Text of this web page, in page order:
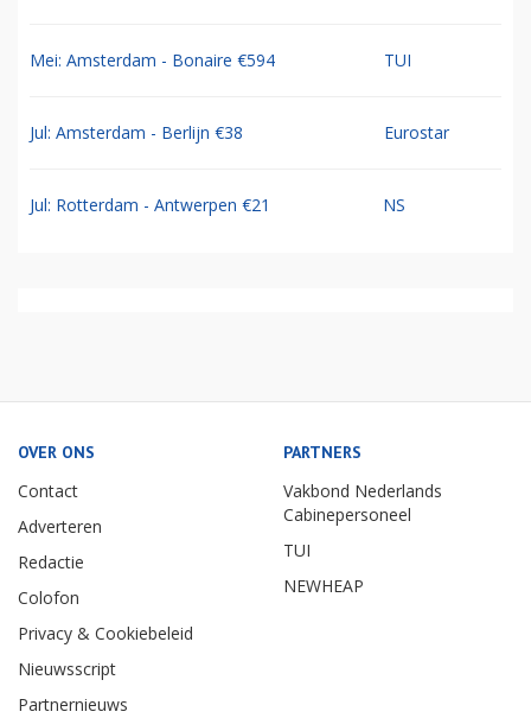
Mei: Amsterdam - Bonaire €594 TUI
Jul: Amsterdam - Berlijn €38 Eurostar
Jul: Rotterdam - Antwerpen €21 NS
OVER ONS
Contact
Adverteren
Redactie
Colofon
Privacy & Cookiebeleid
Nieuwsscript
Partnernieuws
PARTNERS
Vakbond Nederlands
Cabinepersoneel
TUI
NEWHEAP